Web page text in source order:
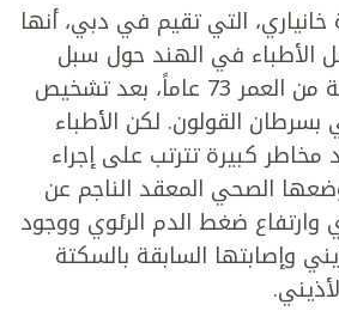
التي تقيم في دبي، أنها
الأطباء في الهند حول سبل
علاج والدتها، البالغة من العمر 73 عاماً، بعد تشخيص
بسرطان القولون. لكن الأطباء
مخاطر كبيرة تترتب على إجراء
الصحي المعقد الناجم عن
وارتفاع ضغط الدم الرئوي ووجود
وإصابتها السابقة بالسكتة